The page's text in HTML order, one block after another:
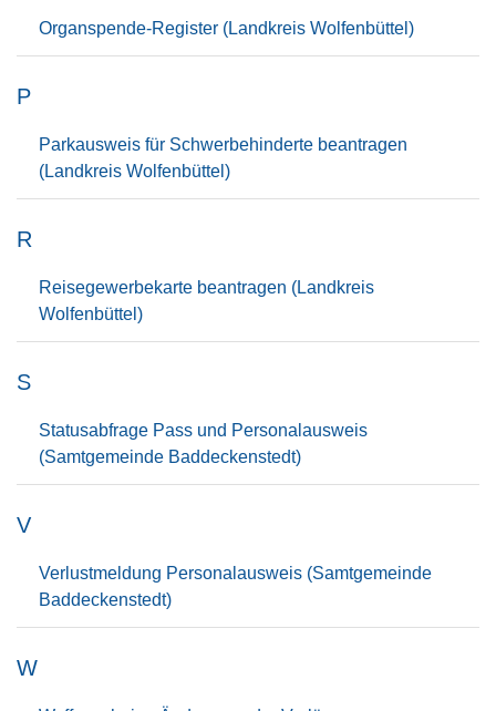
Organspende-Register (Landkreis Wolfenbüttel)
P
Parkausweis für Schwerbehinderte beantragen
(Landkreis Wolfenbüttel)
R
Reisegewerbekarte beantragen (Landkreis
Wolfenbüttel)
S
Statusabfrage Pass und Personalausweis
(Samtgemeinde Baddeckenstedt)
V
Verlustmeldung Personalausweis (Samtgemeinde
Baddeckenstedt)
W